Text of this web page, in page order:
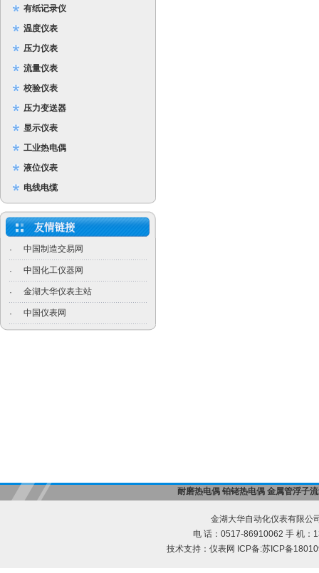
有纸记录仪
温度仪表
压力仪表
流量仪表
校验仪表
压力变送器
显示仪表
工业热电偶
液位仪表
电线电缆
· 中国制造交易网
· 中国化工仪器网
· 金湖大华仪表主站
· 中国仪表网
耐磨热电偶 铂铑热电偶 金属管浮子
金湖大华自动化仪表有限公
电 话：0517-86910062 手 机：
技术支持： 仪表网 ICP备:苏ICP备